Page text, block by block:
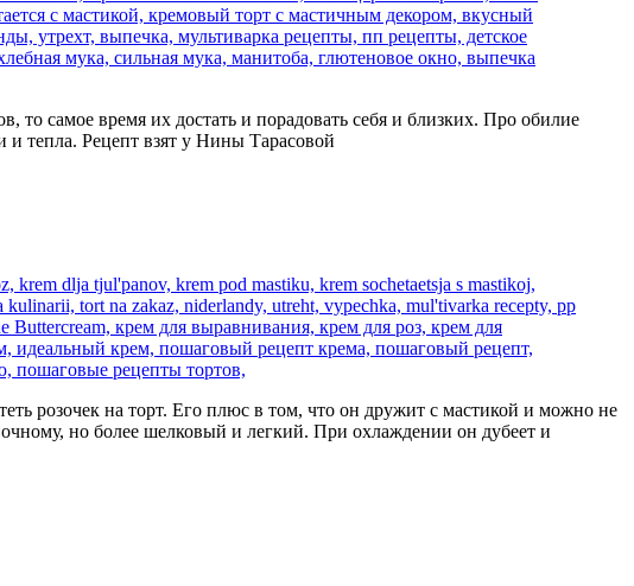
то самое время их достать и порадовать себя и близких. Про обилие
и тепла. Рецепт взят у Нины Тарасовой
розочек на торт. Его плюс в том, что он дружит с мастикой и можно не
но более шелковый и легкий. При охлаждении он дубеет и